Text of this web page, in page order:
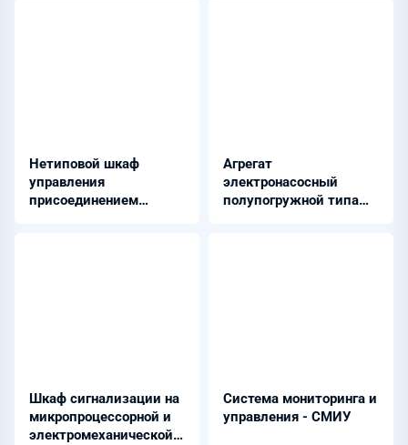
Нетиповой шкаф
управления
присоединением
Агрегат
электронасосный
полупогружной типа
Шкаф сигнализации на
микропроцессорной и
электромеханической
Система мониторинга и
управления - СМИУ